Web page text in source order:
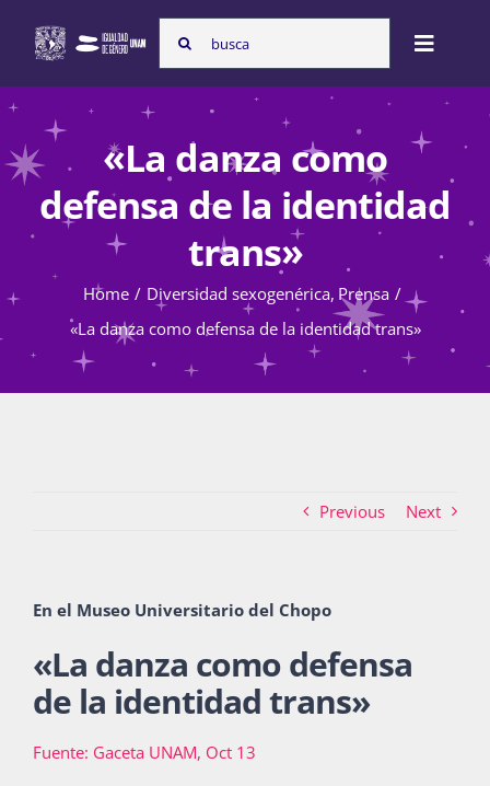
content
Search
for:
Toggle
Nosotras
Programas
Atención de la violencia de género
La Boletina
Blog
«La danza como
defensa de la identidad
trans»
Home Diversidad sexogenérica Prensa
«La danza como defensa de la identidad trans»
Previous Next
En el Museo Universitario del Chopo
«La danza como defensa
de la identidad trans»
Fuente: Gaceta UNAM, Oct 13